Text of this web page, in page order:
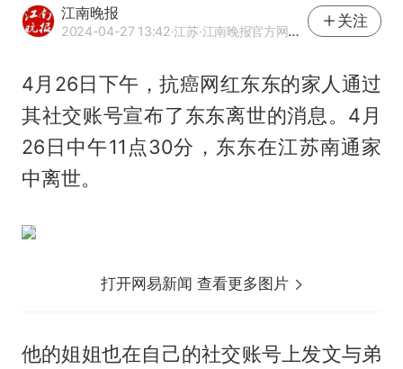
江南晚报
2024-04-27 13:42·江苏·江南晚报官方网易号
关注
4月26日下午，抗癌网红东东的家人通过
其社交账号宣布了东东离世的消息。4月
26日中午11点30分，东东在江苏南通家
中离世。
打开网易新闻 查看更多图片
他的姐姐也在自己的社交账号上发文与弟